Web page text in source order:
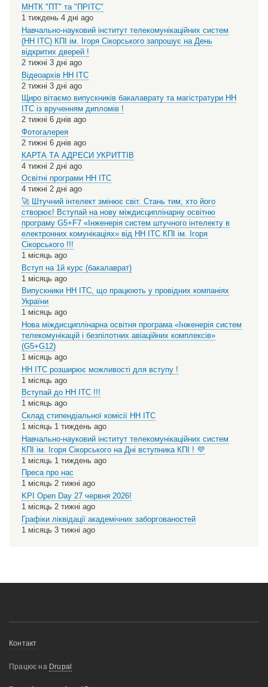
МНТК "ПТ" та "ПРІТС"
1 тиждень 4 дні ago
Навчально-науковий інститут телекомунікаційних систем
(НН ІТС) КПІ ім. Ігоря Сікорського запрошує на День
відкритих дверей !
2 тижні 3 дні ago
Відеоархів НН ІТС
2 тижні 3 дні ago
Щиро вітаємо випускників бакалаврату та магістратури НН
ІТС із врученням дипломів !
2 тижні 6 днів ago
Фотогалерея
2 тижні 6 днів ago
КАРТА ТА АДРЕСИ УКРИТТІВ
4 тижні 2 дні ago
Освітні програми НН ІТС
4 тижні 2 дні ago
🚀 Штучний інтелект змінює світ. Стань тим, хто його
створює! Вступай на нову міждисциплінарну освітню
програму G5+F7 «Інженерія систем штучного інтелекту в
електронних комунікаціях» від НН ІТС КПІ ім. Ігоря
Сікорського !!!
1 місяць ago
Вступ на 1й курс (бакалаврат)
1 місяць ago
Випускники НН ІТС, що працюють у провідних компаніях
України
1 місяць ago
Нова міждисциплінарна освітня програма «Інженерія систем
телекомунікацій і безпілотних авіаційних комплексів»
(G5+G12)
1 місяць ago
НН ІТС розширює можливості для вступу !
1 місяць ago
Вступай до НН ІТС !!!
1 місяць ago
Склад стипендіальної комісії НН ІТС
1 місяць 1 тиждень ago
Навчально-науковий інститут телекомунікаційних систем
КПІ ім. Ігоря Сікорського на Дні вступника КПІ ! 💜
1 місяць 1 тиждень ago
Преса про нас
1 місяць 2 тижні ago
KPI Open Day 27 червня 2026!
1 місяць 2 тижні ago
Графіки ліквідації академічних заборгованостей
1 місяць 3 тижні ago
Меню
колонтитулу
Контакт
Працює на Drupal